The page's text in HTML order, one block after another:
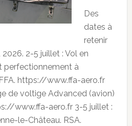
Des
dates à
retenir
2-5 juillet : Vol en
perfectionnement à
https://www.ffa-aero.fr
de voltige Advanced (avion)
www.ffa-aero.fr 3-5 juillet :
le-Château. RSA.